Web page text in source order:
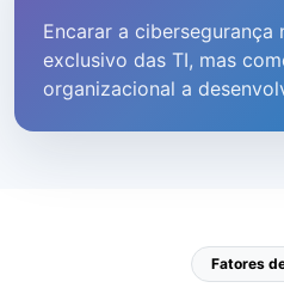
Encarar a cibersegurança
exclusivo das TI, mas
organizacional a
Fatores